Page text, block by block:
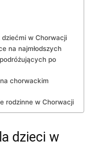
dziećmi w Chorwacji
na najmłodszych
po
chorwackim
rodzinne w Chorwacji
dzieci w